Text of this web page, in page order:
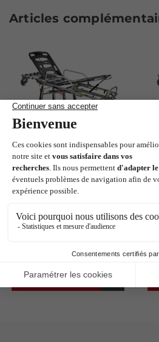
Articles
Brancard Mercury 4
MeBer
Voir le produit